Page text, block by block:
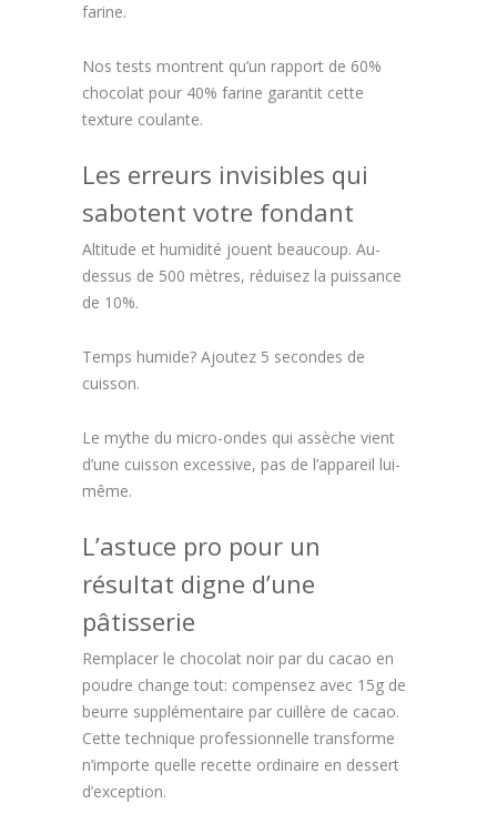
farine.
Nos tests montrent qu’un rapport de 60%
chocolat pour 40% farine garantit cette
texture coulante.
Les erreurs invisibles qui
sabotent votre fondant
Altitude et humidité jouent beaucoup. Au-
dessus de 500 mètres, réduisez la puissance
de 10%.
Temps humide? Ajoutez 5 secondes de
cuisson.
Le mythe du micro-ondes qui assèche vient
d’une cuisson excessive, pas de l’appareil lui-
même.
L’astuce pro pour un
résultat digne d’une
pâtisserie
Remplacer le chocolat noir par du cacao en
poudre change tout: compensez avec 15g de
beurre supplémentaire par cuillère de cacao.
Cette technique professionnelle transforme
n’importe quelle recette ordinaire en dessert
d’exception.